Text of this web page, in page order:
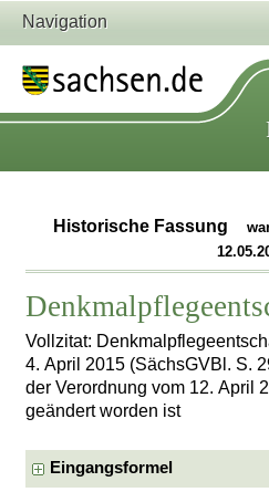
Navigation
Historische Fassung
Vollzitat:
4. April 2015 (SächsGVBl. S.
der Verordnung vom 12. April
geändert worden ist
Eingangsformel